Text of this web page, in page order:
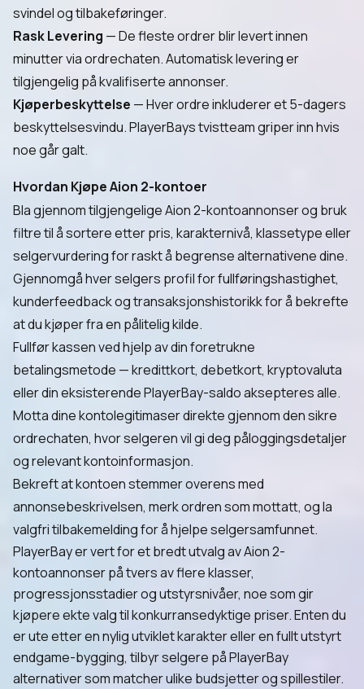
svindel og tilbakeføringer.
Rask Levering — De fleste ordrer blir levert innen
minutter via ordrechaten. Automatisk levering er
tilgjengelig på kvalifiserte annonser.
Kjøperbeskyttelse — Hver ordre inkluderer et 5-dagers
beskyttelsesvindu. PlayerBays tvistteam griper inn hvis
noe går galt.
Hvordan Kjøpe Aion 2-kontoer
Bla gjennom tilgjengelige Aion 2-kontoannonser og bruk
filtre til å sortere etter pris, karakternivå, klassetype eller
selgervurdering for raskt å begrense alternativene dine.
Gjennomgå hver selgers profil for fullføringshastighet,
kunderfeedback og transaksjonshistorikk for å bekrefte
at du kjøper fra en pålitelig kilde.
Fullfør kassen ved hjelp av din foretrukne
betalingsmetode — kredittkort, debetkort, kryptovaluta
eller din eksisterende PlayerBay-saldo aksepteres alle.
Motta dine kontolegitimaser direkte gjennom den sikre
ordrechaten, hvor selgeren vil gi deg påloggingsdetaljer
og relevant kontoinformasjon.
Bekreft at kontoen stemmer overens med
annonsebeskrivelsen, merk ordren som mottatt, og la
valgfri tilbakemelding for å hjelpe selgersamfunnet.
PlayerBay er vert for et bredt utvalg av Aion 2-
kontoannonser på tvers av flere klasser,
progressjonsstadier og utstyrsnivåer, noe som gir
kjøpere ekte valg til konkurransedyktige priser. Enten du
er ute etter en nylig utviklet karakter eller en fullt utstyrt
endgame-bygging, tilbyr selgere på PlayerBay
alternativer som matcher ulike budsjetter og spillestiler.